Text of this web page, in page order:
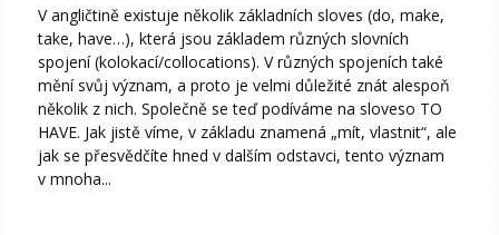
V angličtině existuje několik základních sloves (do, make,
take, have…), která jsou základem různých slovních
spojení (kolokací/collocations). V různých spojeních také
mění svůj význam, a proto je velmi důležité znát alespoň
několik z nich. Společně se teď podíváme na sloveso TO
HAVE. Jak jistě víme, v základu znamená „mít, vlastnit“, ale
jak se přesvědčíte hned v dalším odstavci, tento význam
v mnoha...